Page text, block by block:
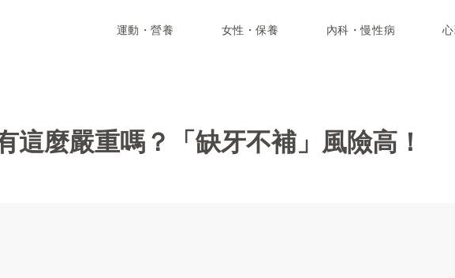
運動・營養 女性・保養 內科・慢性病
這麼嚴重嗎？「缺牙不補」風險高！